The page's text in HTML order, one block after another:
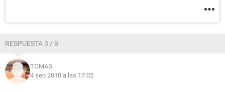
RESPUESTA 3 / 9
TOMAS
4 sep 2010 a las 17:02